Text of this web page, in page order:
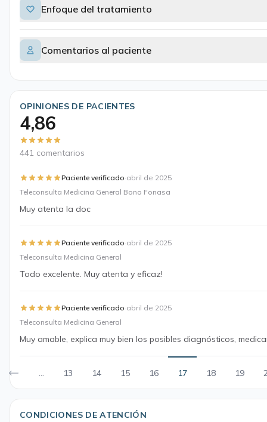
Enfoque del tratamiento
Comentarios al paciente
OPINIONES DE PACIENTES
4,86
441 comentarios
Paciente verificado·abril de 2025
Teleconsulta Medicina General Bono Fonasa
Muy atenta la doc
Paciente verificado·abril de 2025
Teleconsulta Medicina General
Todo excelente. Muy atenta y eficaz!
Paciente verificado·abril de 2025
Teleconsulta Medicina General
Muy amable, explica muy bien los posibles diagnósticos,
... 13 14 15 16 17 18 19
CONDICIONES DE ATENCIÓN